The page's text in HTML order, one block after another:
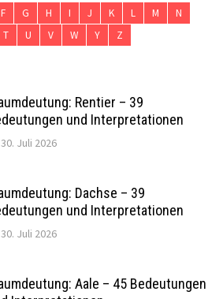
F G H I J K L M
N
T U V W Y Z
Rentier – 39
und Interpretationen
30. Juli 2026
Dachse – 39
und Interpretationen
30. Juli 2026
Aale – 45 Bedeutungen